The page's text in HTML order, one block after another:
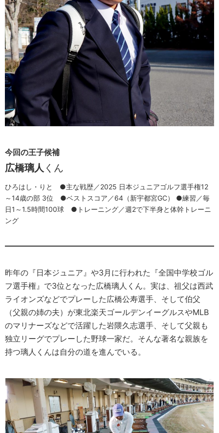
今回の王子候補
広橋璃人 くん
ひろはし・りと ●主な戦歴／2025 日本ジュニアゴルフ選手権12
～14歳の部 3位 ●ベストスコア／64（新宇都宮GC） ●練習／毎
日1～1.5時間100球 ●トレーニング／週2で下半身と体幹トレーニ
ング
昨年の『日本ジュニア』や3月に行われた『全国中学校ゴル
フ選手権』で3位となった広橋璃人くん。実は、祖父は西武
ライオンズなどでプレーした広橋公寿選手、そして伯父
（父親の姉の夫）が東北楽天ゴールデンイーグルスやMLB
のマリナーズなどで活躍した岩隈久志選手、そして父親も
独立リーグでプレーした野球一家だ。そんな著名な親族を
持つ璃人くんは自分の道を進んでいる。